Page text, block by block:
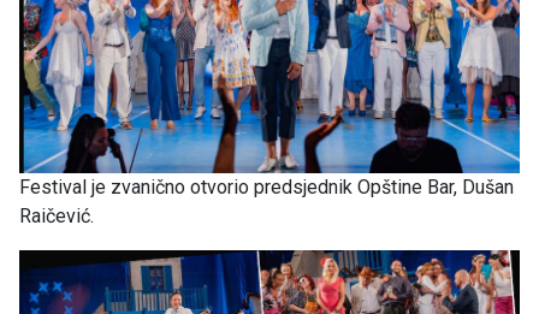
Festival je zvanično otvorio predsjednik Opštine Bar, Dušan
Raičević.